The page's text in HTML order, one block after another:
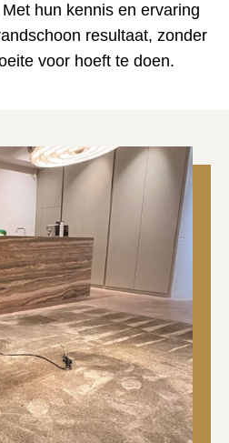
hun kennis en ervaring
resultaat, zonder
voor hoeft te doen.